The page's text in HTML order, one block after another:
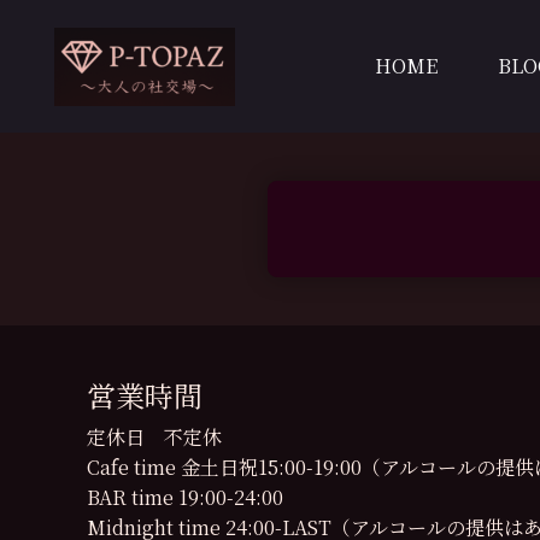
HOME
営業時間
定休日 不定休
Cafe time 金土日祝15:00-19:00（アルコールの提供
BAR time 19:00-24:00
Midnight time 24:00-LAST（アルコールの提供はあ